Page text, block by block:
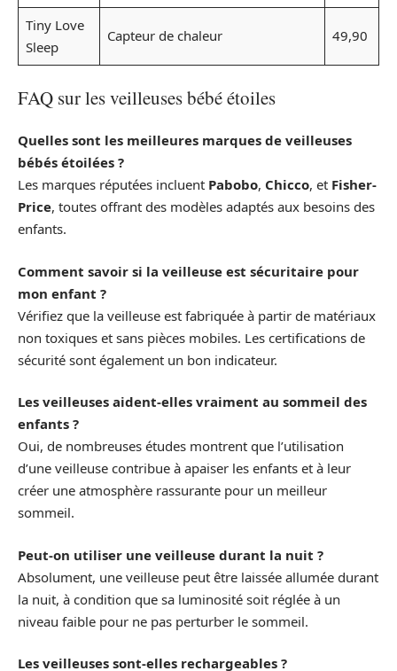
Tiny Love
Sleep
Capteur de chaleur 49,90
FAQ sur les veilleuses bébé étoiles
Quelles sont les meilleures marques de veilleuses
bébés étoilées ?
Les marques réputées incluent Pabobo, Chicco, et Fisher-
Price, toutes offrant des modèles adaptés aux besoins des
enfants.
Comment savoir si la veilleuse est sécuritaire pour
mon enfant ?
Vérifiez que la veilleuse est fabriquée à partir de matériaux
non toxiques et sans pièces mobiles. Les certifications de
sécurité sont également un bon indicateur.
Les veilleuses aident-elles vraiment au sommeil des
enfants ?
Oui, de nombreuses études montrent que l’utilisation
d’une veilleuse contribue à apaiser les enfants et à leur
créer une atmosphère rassurante pour un meilleur
sommeil.
Peut-on utiliser une veilleuse durant la nuit ?
Absolument, une veilleuse peut être laissée allumée durant
la nuit, à condition que sa luminosité soit réglée à un
niveau faible pour ne pas perturber le sommeil.
Les veilleuses sont-elles rechargeables ?